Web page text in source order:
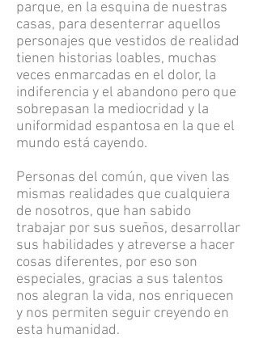
parque, en la esquina de nuestras
casas, para desenterrar aquellos
personajes que vestidos de realidad
tienen historias loables, muchas
veces enmarcadas en el dolor, la
indiferencia y el abandono pero que
sobrepasan la mediocridad y la
uniformidad espantosa en la que el
mundo está cayendo.
Personas del común, que viven las
mismas realidades que cualquiera
de nosotros, que han sabido
trabajar por sus sueños, desarrollar
sus habilidades y atreverse a hacer
cosas diferentes, por eso son
especiales, gracias a sus talentos
nos alegran la vida, nos enriquecen
y nos permiten seguir creyendo en
esta humanidad.